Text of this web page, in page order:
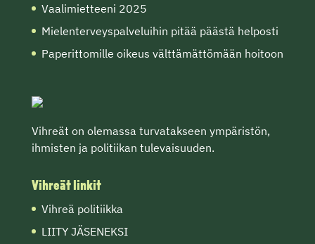
Vaalimietteeni 2025
Mielenterveyspalveluihin pitää päästä helposti
Paperittomille oikeus välttämättömään hoitoon
Vihreät on olemassa turvatakseen ympäristön,
ihmisten ja politiikan tulevaisuuden.
Vihreät linkit
Vihreä politiikka
LIITY JÄSENEKSI